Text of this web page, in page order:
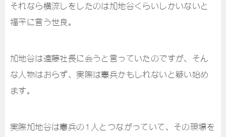
それなら横流しをしたのは加地谷くらいしかいないと
福子に言う世良。
加地谷は遠藤社長に会うと言っていたのですが、そん
な人物はおらず、実際は憲兵かもしれないと疑い始め
ます。
実際加地谷は憲兵の1人とつながっていて、その現場を